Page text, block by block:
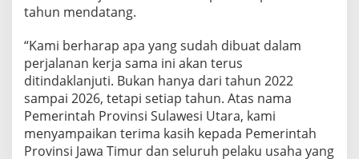
tahun mendatang.
“Kami berharap apa yang sudah dibuat dalam
perjalanan kerja sama ini akan terus
ditindaklanjuti. Bukan hanya dari tahun 2022
sampai 2026, tetapi setiap tahun. Atas nama
Pemerintah Provinsi Sulawesi Utara, kami
menyampaikan terima kasih kepada Pemerintah
Provinsi Jawa Timur dan seluruh pelaku usaha yang